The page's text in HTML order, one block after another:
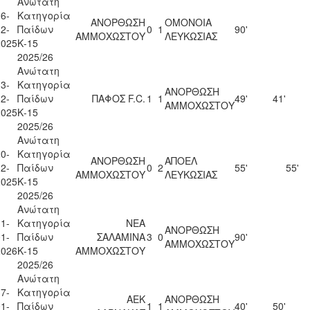
Κατηγορία
Παίδων
Κ-15
2025/26
ΑΝΟΡΘΩΣΗ
ΑΜΜΟΧΩΣΤΟΥ0 1 ΟΜΟΝΟΙΑ
ΛΕΥΚΩΣΙΑΣ
90'
Ανώτατη
Κατηγορία
Παίδων
Κ-15
2025/26
ΠΑΦΟΣ F.C. 1 1 ΑΝΟΡΘΩΣΗ
ΑΜΜΟΧΩΣΤΟΥ49' 41'
Ανώτατη
Κατηγορία
Παίδων
Κ-15
2025/26
ΑΝΟΡΘΩΣΗ
ΑΜΜΟΧΩΣΤΟΥ0 2ΑΠΟΕΛ
ΛΕΥΚΩΣΙΑΣ
55' 55'
Ανώτατη
Κατηγορία
Παίδων
Κ-15
2025/26
ΝΕΑ
ΣΑΛΑΜΙΝΑ
ΑΜΜΟΧΩΣΤΟΥ
3 0ΑΝΟΡΘΩΣΗ
ΑΜΜΟΧΩΣΤΟΥ90'
Ανώτατη
Κατηγορία
Παίδων
ΑΕΚ1 1 ΑΝΟΡΘΩΣΗ
40' 50'